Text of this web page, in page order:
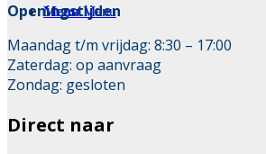
Menu Menu
Openingstijden
Maandag t/m vrijdag: 8:30 – 17:00
Zaterdag: op aanvraag
Zondag: gesloten
Direct naar